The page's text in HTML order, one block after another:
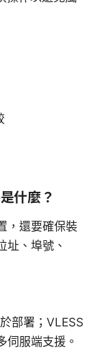
什麼？
，還要確保裝
址、埠號、
部署；VLESS
伺服端支援。